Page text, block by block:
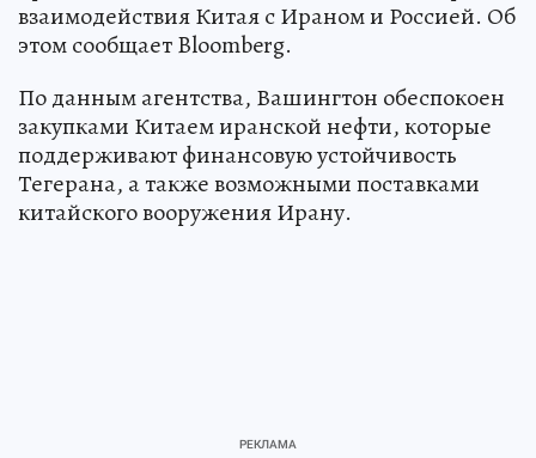
взаимодействия Китая с Ираном и Россией. Об
этом сообщает Bloomberg.
По данным агентства, Вашингтон обеспокоен
закупками Китаем иранской нефти, которые
поддерживают финансовую устойчивость
Тегерана, а также возможными поставками
китайского вооружения Ирану.